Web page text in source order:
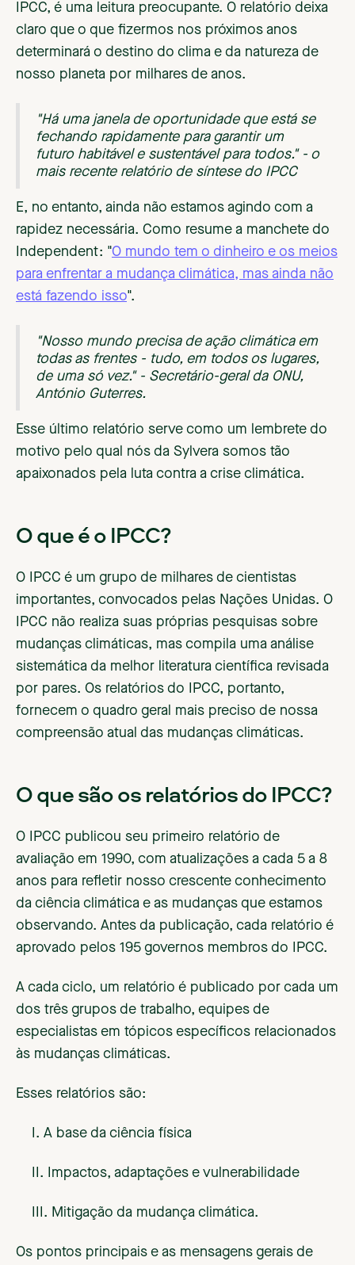
IPCC, é uma leitura preocupante. O relatório deixa
claro que o que fizermos nos próximos anos
determinará o destino do clima e da natureza de
nosso planeta por milhares de anos.
"Há uma janela de oportunidade que está se
fechando rapidamente para garantir um
futuro habitável e sustentável para todos." - o
mais recente relatório de síntese do IPCC
E, no entanto, ainda não estamos agindo com a
rapidez necessária. Como resume a manchete do
Independent: "O mundo tem o dinheiro e os meios
para enfrentar a mudança climática, mas ainda não
está fazendo isso".
"Nosso mundo precisa de ação climática em
todas as frentes - tudo, em todos os lugares,
de uma só vez." - Secretário-geral da ONU,
António Guterres.
Esse último relatório serve como um lembrete do
motivo pelo qual nós da Sylvera somos tão
apaixonados pela luta contra a crise climática.
O que é o IPCC?
O IPCC é um grupo de milhares de cientistas
importantes, convocados pelas Nações Unidas. O
IPCC não realiza suas próprias pesquisas sobre
mudanças climáticas, mas compila uma análise
sistemática da melhor literatura científica revisada
por pares. Os relatórios do IPCC, portanto,
fornecem o quadro geral mais preciso de nossa
compreensão atual das mudanças climáticas.
O que são os relatórios do IPCC?
O IPCC publicou seu primeiro relatório de
avaliação em 1990, com atualizações a cada 5 a 8
anos para refletir nosso crescente conhecimento
da ciência climática e as mudanças que estamos
observando. Antes da publicação, cada relatório é
aprovado pelos 195 governos membros do IPCC.
A cada ciclo, um relatório é publicado por cada um
dos três grupos de trabalho, equipes de
especialistas em tópicos específicos relacionados
às mudanças climáticas.
Esses relatórios são:
I. A base da ciência física
II. Impactos, adaptações e vulnerabilidade
III. Mitigação da mudança climática.
Os pontos principais e as mensagens gerais de